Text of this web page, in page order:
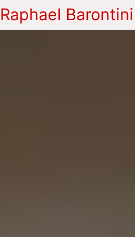
Raphael Barontini